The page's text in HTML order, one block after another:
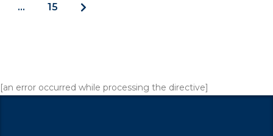
… 15
[an error occurred while processing the directive]